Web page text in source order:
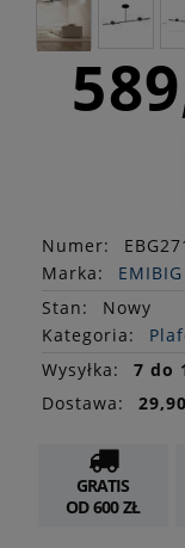
Numer:
Marka:
EMIBIG
Stan:
Nowy
Kategoria:
Wysyłka:
7 do
Dostawa:
GRATIS
OD 600 ZŁ